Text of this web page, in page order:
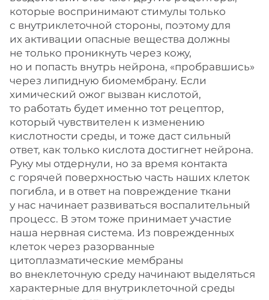
которые воспринимают стимулы только
с внутриклеточной стороны, поэтому для
их активации опасные вещества должны
не только проникнуть через кожу,
но и попасть внутрь нейрона, «пробравшись»
через липидную биомембрану. Если
химический ожог вызван кислотой,
то работать будет именно тот рецептор,
который чувствителен к изменению
кислотности среды, и тоже даст сильный
ответ, как только кислота достигнет нейрона.
Руку мы отдернули, но за время контакта
с горячей поверхностью часть наших клеток
погибла, и в ответ на повреждение ткани
у нас начинает развиваться воспалительный
процесс. В этом тоже принимает участие
наша нервная система. Из поврежденных
клеток через разорванные
цитоплазматические мембраны
во внеклеточную среду начинают выделяться
характерные для внутриклеточной среды